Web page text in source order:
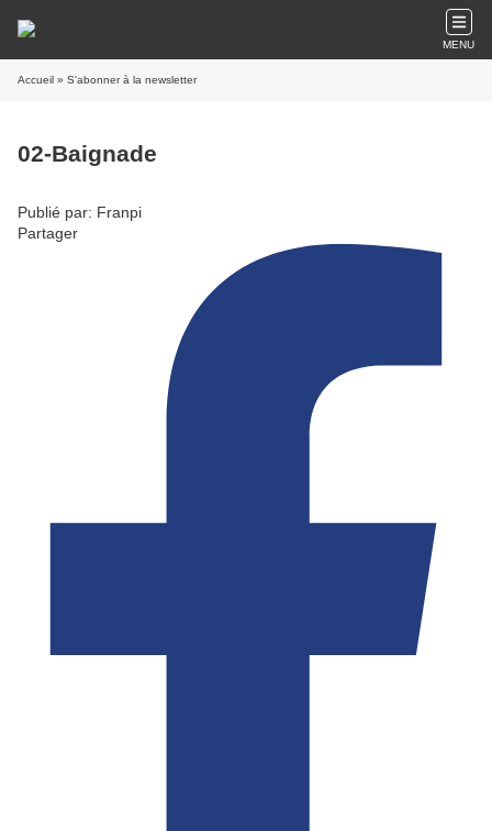
MENU
Accueil » S'abonner à la newsletter
02-Baignade
Publié par: Franpi
Partager